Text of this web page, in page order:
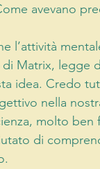
avevano
l’attività
Matrix, legge
idea. Credo
nella
molto
di